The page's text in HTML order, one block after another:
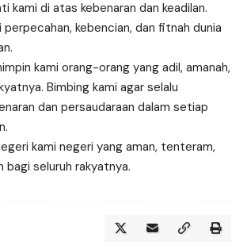
kami di atas kebenaran dan keadilan.
perpecahan, kebencian, dan fitnah dunia
kami orang-orang yang adil, amanah,
Bimbing kami agar selalu
dan persaudaraan dalam setiap
kami negeri yang aman, tenteram,
bagi seluruh rakyatnya.